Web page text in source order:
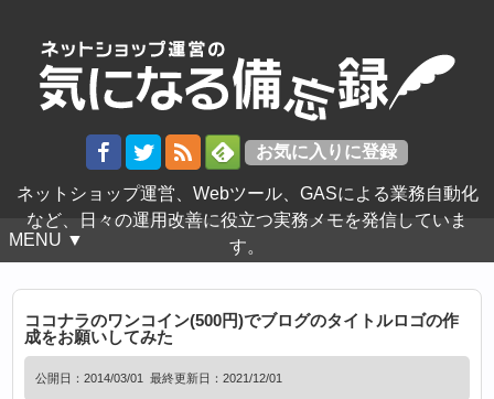
ネットショップ運営、Webツール、GASによる業務自動化
など、日々の運用改善に役立つ実務メモを発信していま
す。
MENU ▼
ココナラのワンコイン(500円)でブログのタイトルロゴの作
成をお願いしてみた
公開日：2014/03/01 最終更新日：2021/12/01